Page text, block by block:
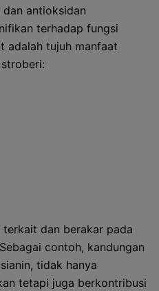
dan antioksidan
terhadap fungsi
adalah tujuh manfaat
dan berakar pada
contoh, kandungan
tidak hanya
tetapi juga berkontribusi